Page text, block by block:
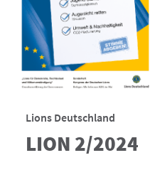
Lions Deutschland
LION 2/2024